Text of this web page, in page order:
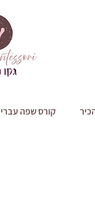
קורס שפה עברית